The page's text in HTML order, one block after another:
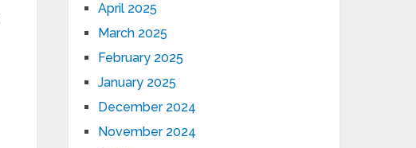
April 2025
March 2025
February 2025
January 2025
December 2024
November 2024